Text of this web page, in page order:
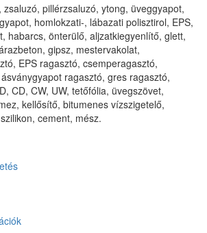
pillérzsaluzó, ytong, üveggyapot,
homlokzati-, lábazati polisztirol, EPS,
habarcs, önterülő, aljzatkiegyenlítő, glett,
gipsz, mestervakolat,
EPS ragasztó, csemperagasztó,
ragasztó, gres ragasztó,
CD, CW, UW, tetőfólia, üvegszövet,
kellősítő, bitumenes vízszigetelő,
cement, mész.